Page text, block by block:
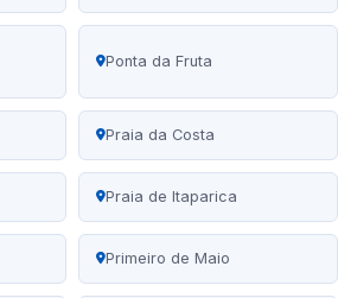
Ponta da Fruta
Praia da Costa
Praia de Itaparica
Primeiro de Maio